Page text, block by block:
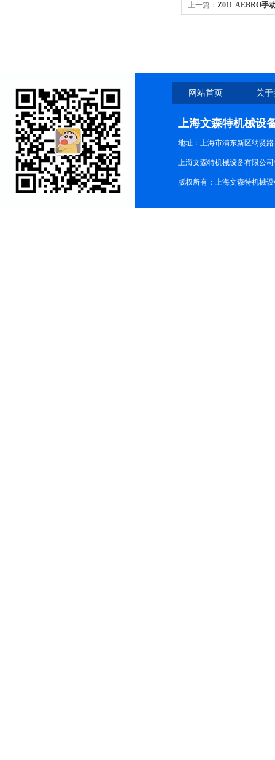
上一篇： Z011-AEBRO手
网站首页 关
上海文森特机械设
地址：上海市浦东新区纳贤路
上海文森特机械设备有限公
版权所有：上海文森特机械